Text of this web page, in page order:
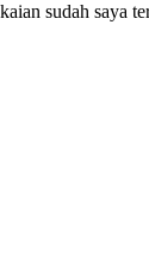
sudah saya
tua seperti yang